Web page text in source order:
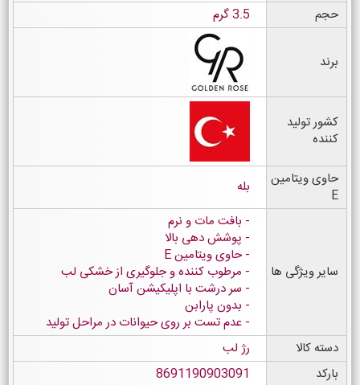
حجم
3.5 گرم
برند
کشور تولید
کننده
حاوی ویتامین
E
بله
سایر ویژگی ها
- بافت مات و نرم
- پوشش دهی بالا
- حاوی ویتامین E
- مرطوب کننده و جلوگیری از خشکی لب
- سر درشت با اپلیکیشن آسان
- بدون پارابن
- عدم تست بر روی حیوانات در مراحل تولید
دسته کالا
رژ لب
بارکد
8691190903091